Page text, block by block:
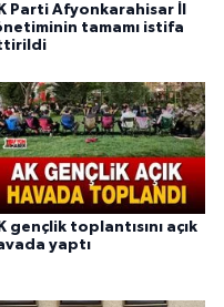
Parti Afyonkarahisar İl
tamamı istifa
gençlik toplantısını açık
yaptı